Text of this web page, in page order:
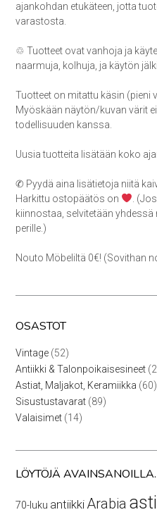
ajankohdan etukäteen, jotta
varastosta.
♲ Tuotteet ovat vanhoja ja
naarmuja, kolhuja, ja käytön
Tuotteet on mitattu käsin (pieni
Myöskään näytön/kuvan värit
todellisuuden kanssa.
Uusia tuotteita lisätään koko
✆ Pyydä aina lisätietoja niitä
Harkittu ostopäätös on
.
kiinnostaa, selvitetään
perille.)
Nouto Möbeliltä 0€! (Sovithan
OSASTOT
Vintage 5252
tuotetta
Antiikki & Talonpoikaisesineet
Astiat, Maljakot, Keramiikka 60
Sisustustavarat 8989
Valaisimet 1414
LÖYTÖJÄ
70-luku antiikki Arabia